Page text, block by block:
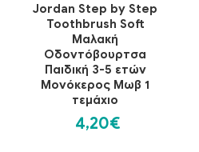
Jordan Step by Step
Toothbrush Soft
Μαλακή
Οδοντόβουρτσα
Παιδική 3-5 ετών
Μονόκερος Μωβ 1
τεμάχιο
4,20€